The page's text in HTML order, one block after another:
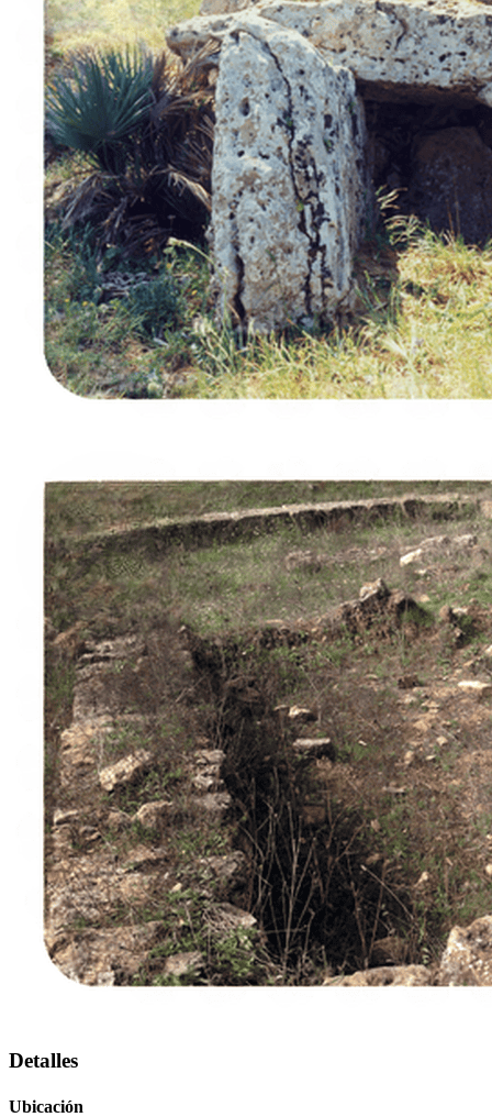
Detalles
Ubicación